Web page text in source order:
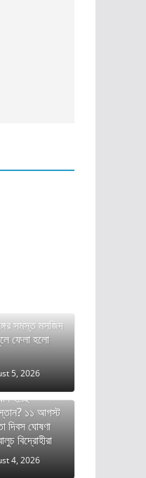
সমস্ত মসজিদ
ফেলা হলো
5, 2026
হচ্ছে
১১ আগস্ট
দিবস ঘোষণা
বিদ্রোহীরা
4, 2026